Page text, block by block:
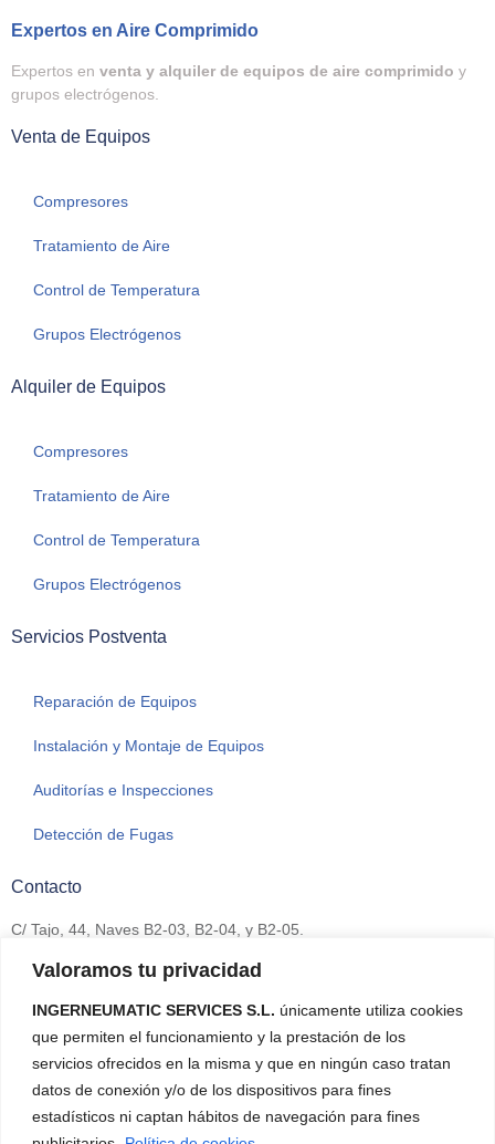
Valoramos tu privacidad
INGERNEUMATIC SERVICES S.L. únicamente utiliza cookies
que permiten el funcionamiento y la prestación de los
servicios ofrecidos en la misma y que en ningún caso tratan
datos de conexión y/o de los dispositivos para fines
estadísticos ni captan hábitos de navegación para fines
Expertos en Aire Comprimido
Expertos en venta y alquiler de equipos de aire comprimido y
grupos electrógenos.
Venta de Equipos
Compresores
Tratamiento de Aire
Control de Temperatura
Grupos Electrógenos
Alquiler de Equipos
Compresores
Tratamiento de Aire
Control de Temperatura
Grupos Electrógenos
Servicios Postventa
Reparación de Equipos
Instalación y Montaje de Equipos
Auditorías e Inspecciones
Detección de Fugas
Contacto
C/ Tajo, 44, Naves B2-03, B2-04, y B2-05.
Camarma de Esteruelas
+34 911 342 117